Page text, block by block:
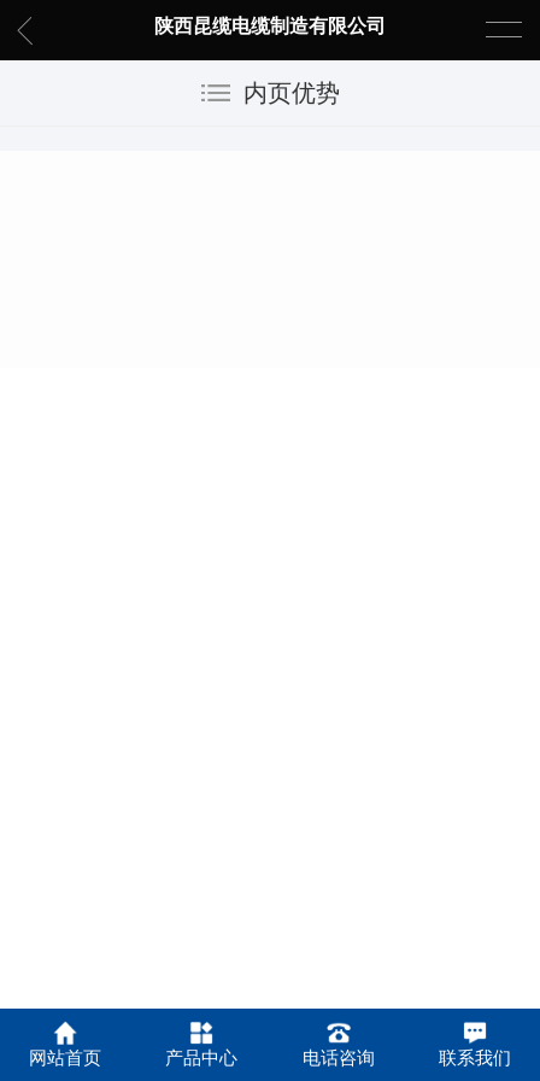
陕西昆缆电缆制造有限公司
内页优势
网站首页 产品中心 电话咨询 联系我们